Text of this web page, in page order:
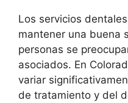
Los servicios
mantener una buena
personas se
asociados. En
variar
de tratamiento y del